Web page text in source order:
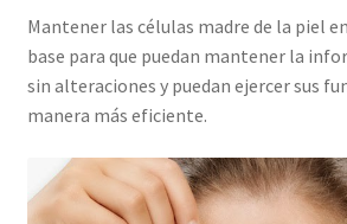
Mantener las células madre de la piel
base para que puedan mantener la
sin alteraciones y puedan ejercer sus
manera más eficiente.